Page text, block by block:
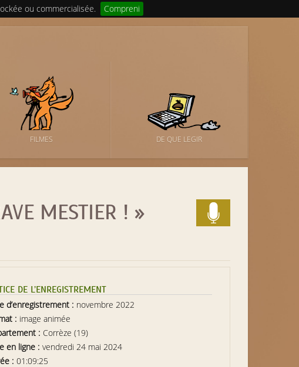
ou commercialisée. Compreni
FILMES DE QUE LEGIR
MESTIER ! »
DE L’ENREGISTREMENT
d’enregistrement : novembre 2022
: image animée
: Corrèze (19)
en ligne : vendredi 24 mai 2024
: 01:09:25